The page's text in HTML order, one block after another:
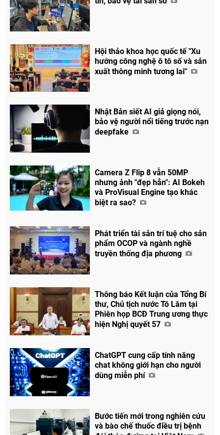
Hội thảo khoa học quốc tế "Xu
hướng công nghệ ô tô số và sản
xuất thông minh tương lai"
Nhật Bản siết AI giả giọng nói,
bảo vệ người nổi tiếng trước nạn
deepfake
Camera Z Flip 8 vẫn 50MP
nhưng ảnh "đẹp hẳn": AI Bokeh
và ProVisual Engine tạo khác
biệt ra sao?
Phát triển tài sản trí tuệ cho sản
phẩm OCOP và ngành nghề
truyền thống địa phương
Thông báo Kết luận của Tổng Bí
thư, Chủ tịch nước Tô Lâm tại
Phiên họp BCĐ Trung ương thực
hiện Nghị quyết 57
ChatGPT cung cấp tính năng
chat không giới hạn cho người
dùng miễn phí
Bước tiến mới trong nghiên cứu
và bào chế thuốc điều trị bệnh